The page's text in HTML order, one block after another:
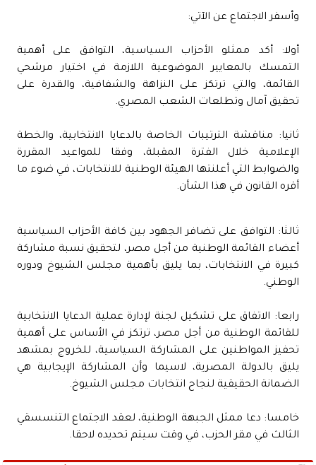
وأسفر الاجتماع عن الآتي:
أولا: أكد ممثلو الأحزاب السياسية، التوافق على أهمية
التمسك بالمعايير الموضوعية اللازمة في اختيار مرشحي
القائمة، والتي ترتكز على النزاهة والشفافية، والقدرة على
تحقيق آمال وتطلعات الشعب المصري.
ثانيا: مناقشة الترتيبات الخاصة بالدعايا الانتخابية، والخطة
الإعلامية خلال الفترة المقبلة، وفقا للمواعيد المقررة
والضوابط التي أعلنتها الهيئة الوطنية للانتخابات، في ضوء ما
أقره القانون في هذا الشأن.
ثالثا: التوافق على تضافر الجهود بين كافة الأحزاب السياسية
أعضاء القائمة الوطنية من أجل مصر، لتحقيق نسبة مشاركة
كبيرة في الانتخابات، بما يليق بأهمية مجلس الشيوخ ودوره
الوطني.
رابعا: الاتفاق على تشكيل لجنة لإدارة عملية الدعايا الانتخابية
للقائمة الوطنية من أجل مصر، ترتكز في الأساس على أهمية
تحفيز المواطنين على المشاركة السياسية، للخروج بمشهد
يليق بالدولة المصرية، لاسيما وأن المشاركة الإيجابية هي
الضمانة الحقيقية لنجاح انتخابات مجلس الشيوخ.
خامسا: دعا ممثل الجبهة الوطنية، لعقد الاجتماع التنسسقي
الثالث في مقر الحزب، في وقت سيتم تحديده لاحقا.